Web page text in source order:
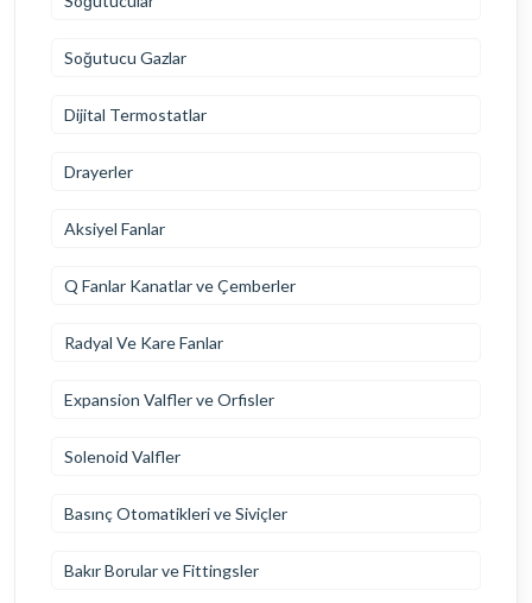
Soğutucu Gazlar
Dijital Termostatlar
Drayerler
Aksiyel Fanlar
Q Fanlar Kanatlar ve Çemberler
Radyal Ve Kare Fanlar
Expansion Valfler ve Orfisler
Solenoid Valfler
Basınç Otomatikleri ve Siviçler
Bakır Borular ve Fittingsler